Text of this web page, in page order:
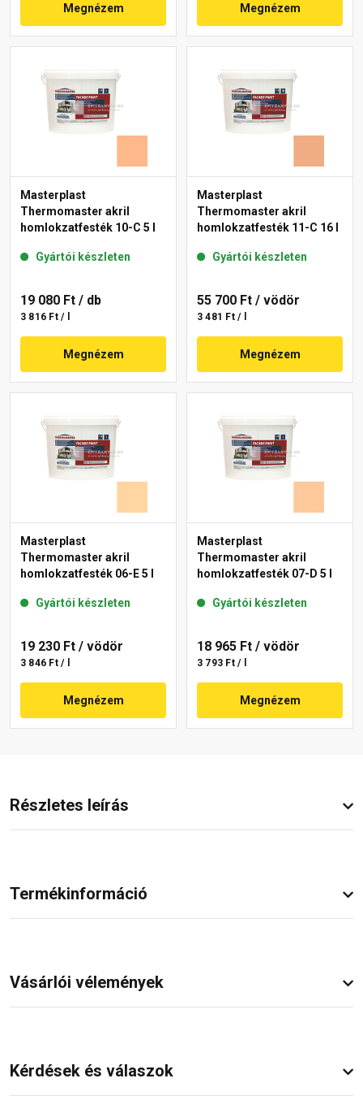
Megnézem Megnézem
Masterplast
Thermomaster akril
homlokzatfesték 10-C 5 l
Gyártói készleten
19 080 Ft / db
3 816 Ft / l
Megnézem
Masterplast
Thermomaster akril
homlokzatfesték 11-C 16 l
Gyártói készleten
55 700 Ft / vödör
3 481 Ft / l
Megnézem
Masterplast
Thermomaster akril
homlokzatfesték 06-E 5 l
Gyártói készleten
19 230 Ft / vödör
3 846 Ft / l
Megnézem
Masterplast
Thermomaster akril
homlokzatfesték 07-D 5 l
Gyártói készleten
18 965 Ft / vödör
3 793 Ft / l
Megnézem
Részletes leírás
Termékinformáció
Vásárlói vélemények
Kérdések és válaszok